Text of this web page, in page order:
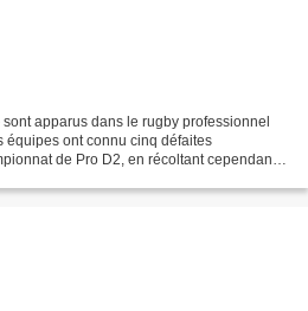
apparus dans le rugby professionnel
équipes ont connu cinq défaites
de Pro D2, en récoltant cependant